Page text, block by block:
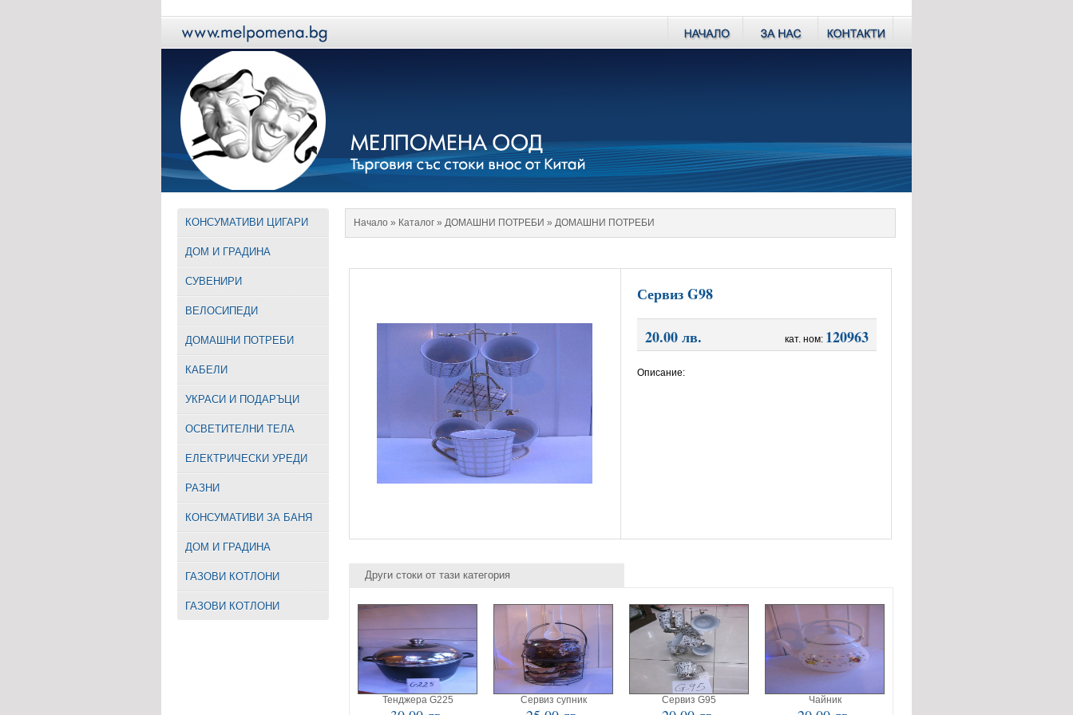
КОНСУМАТИВИ ЦИГАРИ
ДОМ И ГРАДИНА
СУВЕНИРИ
ВЕЛОСИПЕДИ
ДОМАШНИ ПОТРЕБИ
КАБЕЛИ
УКРАСИ И ПОДАРЪЦИ
ОСВЕТИТЕЛНИ ТЕЛА
EЛЕКТРИЧЕСКИ УРЕДИ
РАЗНИ
КОНСУМАТИВИ ЗА БАНЯ
ДОМ И ГРАДИНА
ГАЗОВИ КОТЛОНИ
ГАЗОВИ КОТЛОНИ
Начало » Каталог » ДОМАШНИ ПОТРЕБИ » ДОМАШНИ ПОТРЕБИ
Сервиз G98
20.00 лв. кат. ном: 120963
Описание:
Други стоки от тази категория
Тенджера G225 Сервиз супник Сервиз G95 Чайник